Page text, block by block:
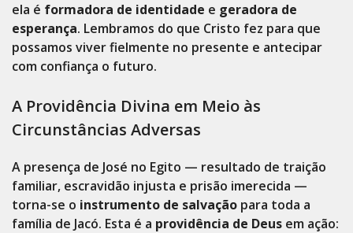
ela é formadora de identidade e geradora de
esperança. Lembramos do que Cristo fez para que
possamos viver fielmente no presente e antecipar
com confiança o futuro.
A Providência Divina em Meio às
Circunstâncias Adversas
A presença de José no Egito — resultado de traição
familiar, escravidão injusta e prisão imerecida —
torna-se o instrumento de salvação para toda a
família de Jacó. Esta é a providência de Deus em ação: